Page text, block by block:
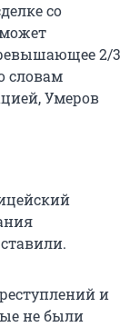
со
2/3
словам
Умеров
и
не были